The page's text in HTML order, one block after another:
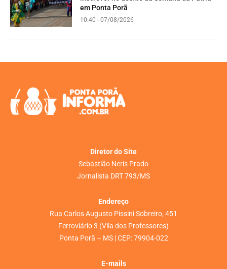
em Ponta Porã
10:40 - 07/08/2026
Diretor do Site
Sebastião Neris Prado
Jornalista DRT 793/MS
Endereço
Rua Carlos Augusto Pissini Sobreiro, 451
Ferroviário 3 (Vila dos Professores)
Ponta Porã – MS | CEP: 79904-022
E-mails